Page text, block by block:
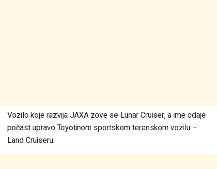
Vozilo koje razvija JAXA zove se Lunar Cruiser, a ime odaje
počast upravo Toyotinom sportskom terenskom vozilu –
Land Cruiseru.